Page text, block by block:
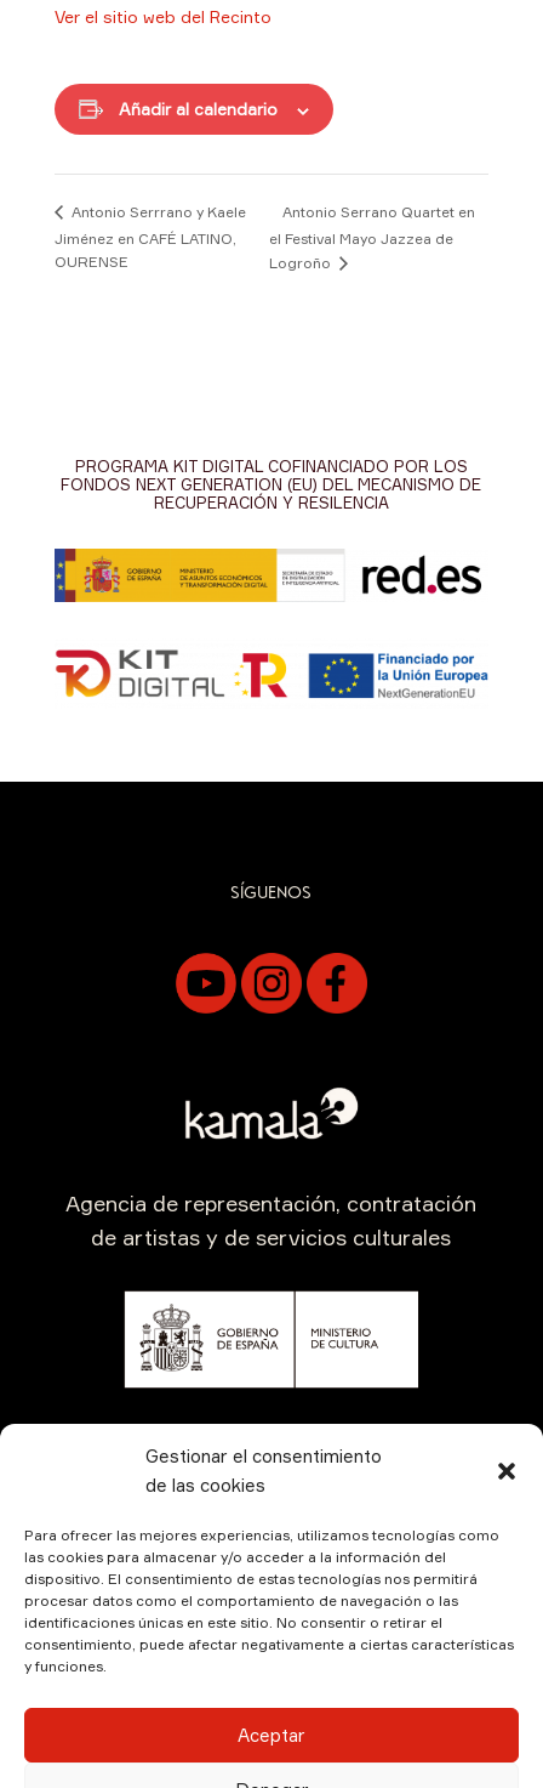
Gestionar el consentimiento
de las cookies
Para ofrecer las mejores experiencias, utilizamos tecnologías como
las cookies para almacenar y/o acceder a la información del
dispositivo. El consentimiento de estas tecnologías nos permitirá
procesar datos como el comportamiento de navegación o las
identificaciones únicas en este sitio. No consentir o retirar el
consentimiento, puede afectar negativamente a ciertas características
y funciones.
Aceptar
Añadir al calendario
Ver el sitio web del Recinto
Antonio Serrrano y Kaele
Jiménez en CAFÉ LATINO,
OURENSE
Antonio Serrano Quartet en
el Festival Mayo Jazzea de
Logroño
PROGRAMA KIT DIGITAL COFINANCIADO POR LOS
FONDOS NEXT GENERATION (EU) DEL MECANISMO DE
RECUPERACIÓN Y RESILENCIA
SÍGUENOS
Agencia de representación, contratación
de artistas y de servicios culturales